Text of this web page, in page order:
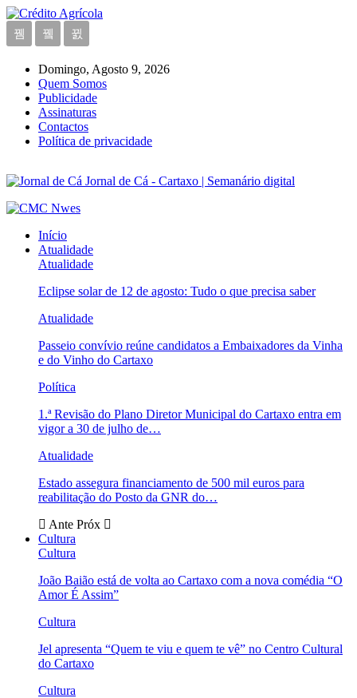
Domingo, Agosto 9, 2026
Quem Somos
Publicidade
Assinaturas
Contactos
Política de privacidade
Jornal de Cá - Cartaxo | Semanário digital
Início
Atualidade
Atualidade
Eclipse solar de 12 de agosto: Tudo o que precisa saber
Atualidade
Passeio convívio reúne candidatos a Embaixadores da Vinha
e do Vinho do Cartaxo
Política
1.ª Revisão do Plano Diretor Municipal do Cartaxo entra em
vigor a 30 de julho de…
Atualidade
Estado assegura financiamento de 500 mil euros para
reabilitação do Posto da GNR do…
Ante Próx
Cultura
Cultura
João Baião está de volta ao Cartaxo com a nova comédia “O
Amor É Assim”
Cultura
Jel apresenta “Quem te viu e quem te vê” no Centro Cultural
do Cartaxo
Cultura